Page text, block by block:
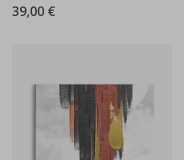
39,00 €